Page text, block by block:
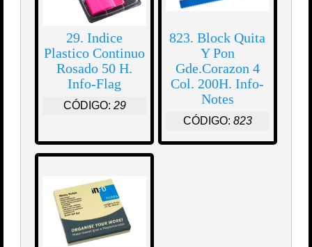
29. Indice
Plastico Continuo
Rosado 50 H.
Info-Flag
CÓDIGO: 29
823. Block Quita
Y Pon
Gde.Corazon 4
Col. 200H. Info-
Notes
CÓDIGO: 823